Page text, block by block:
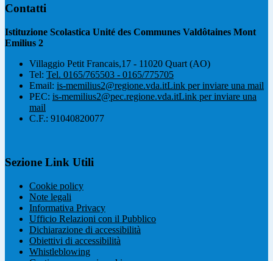
Contatti
Istituzione Scolastica Unité des Communes Valdôtaines Mont
Emilius 2
Villaggio Petit Francais,17 - 11020 Quart (AO)
Tel: Tel. 0165/765503 - 0165/775705
Email: is-memilius2@regione.vda.itLink per inviare una mail
PEC: is-memilius2@pec.regione.vda.itLink per inviare una
mail
C.F.: 91040820077
Sezione Link Utili
Cookie policy
Note legali
Informativa Privacy
Ufficio Relazioni con il Pubblico
Dichiarazione di accessibilità
Obiettivi di accessibilità
Whistleblowing